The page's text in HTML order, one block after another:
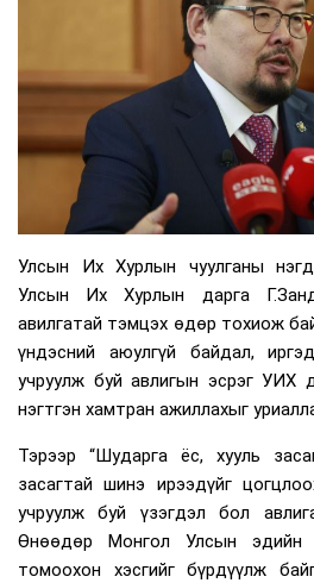
Улсын Их Хурлын чуулганы
Улсын Их Хурлын дарга
авилгатай тэмцэх өдөр тохиож
үндэсний аюулгүй байдал,
учруулж буй авлигын эсрэг УИХ
нэгтгэн хамтран ажиллахыг
Тэрээр “Шударга ёс, хууль
засагтай шинэ ирээдүйг
учруулж буй үзэгдэл бол
Өнөөдөр Монгол Улсын эдийн
томоохон хэсгийг бүрдүүлж